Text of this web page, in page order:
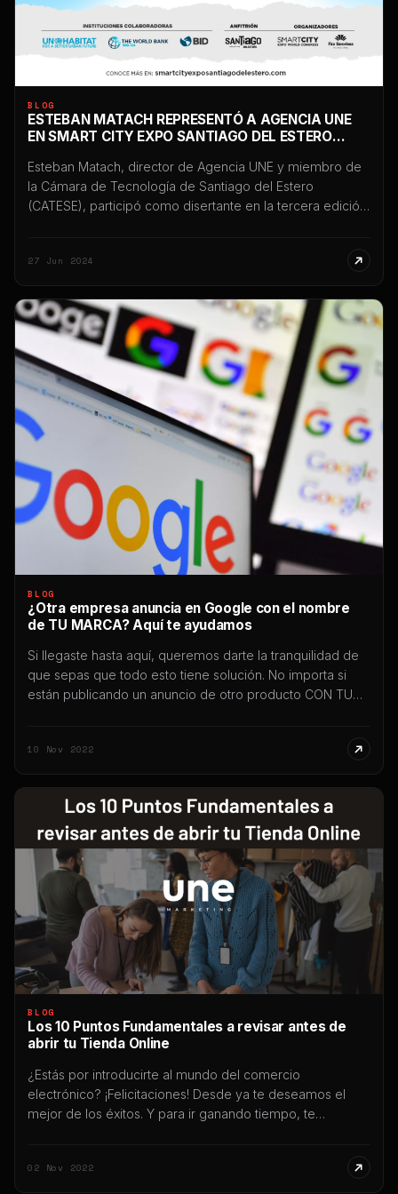
BLOG
ESTEBAN MATACH REPRESENTÓ A AGENCIA UNE
EN SMART CITY EXPO SANTIAGO DEL ESTERO
Esteban Matach, director de Agencia UNE y miembro de
la Cámara de Tecnología de Santiago del Estero
(CATESE), participó como disertante en la tercera edición
innovación, tecnología y transformación digital
[…]
27 Jun 2024
BLOG
¿Otra empresa anuncia en Google con el nombre
de TU MARCA? Aquí te ayudamos
Si llegaste hasta aquí, queremos darte la tranquilidad de
que sepas que todo esto tiene solución. No importa si
están publicando un anuncio de otro producto CON TU
trámite para que esta acción sea bloqueada
10 Nov 2022
BLOG
Los 10 Puntos Fundamentales a revisar antes de
abrir tu Tienda Online
¿Estás por introducirte al mundo del comercio
electrónico? ¡Felicitaciones! Desde ya te deseamos el
mejor de los éxitos. Y para ir ganando tiempo, te
que podemos hacerte antes de que te lances “de lleno”
02 Nov 2022